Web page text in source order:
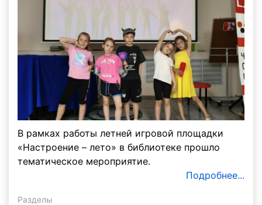
В рамках работы летней игровой площадки
«Настроение – лето» в библиотеке прошло
тематическое мероприятие.
Подробнее...
Разделы